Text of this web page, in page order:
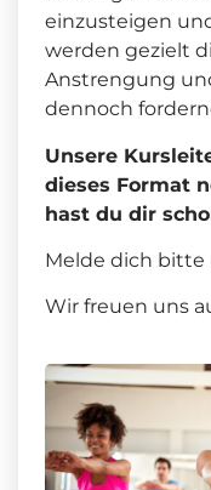
einzusteigen
werden gezielt
Anstrengung
dennoch
Unsere
dieses Format
hast du dir
Melde dich bitte
Wir freuen uns